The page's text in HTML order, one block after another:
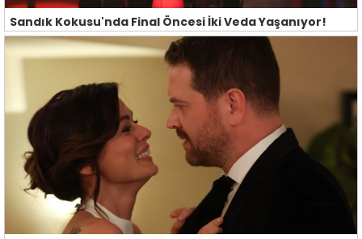
Sandık Kokusu'nda Final Öncesi İki Veda Yaşanıyor!